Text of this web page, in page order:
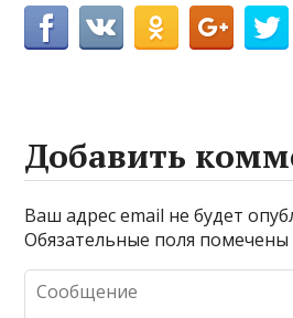
Добавить
Ваш адрес email не будет
Обязательные поля помечены